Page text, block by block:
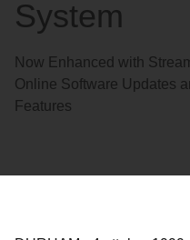
System
Now Enhanced with
Online Software Updates
Features